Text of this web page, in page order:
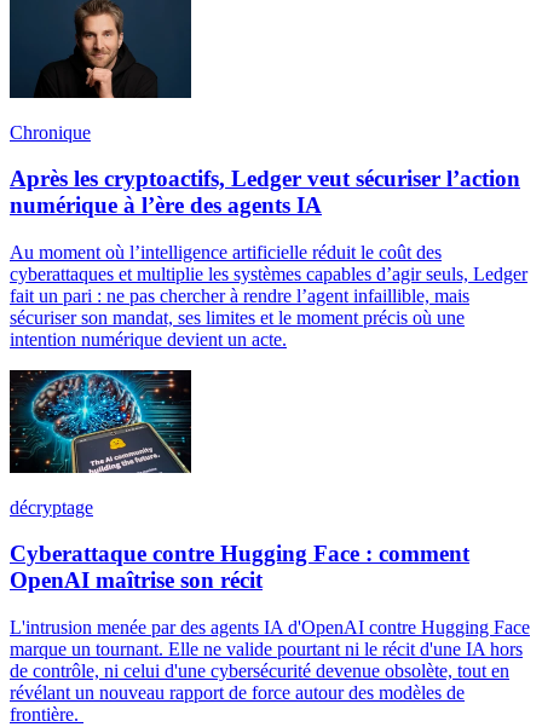
Chronique
Après les cryptoactifs, Ledger veut sécuriser l’action
numérique à l’ère des agents IA
Au moment où l’intelligence artificielle réduit le coût des
cyberattaques et multiplie les systèmes capables d’agir seuls, Ledger
fait un pari : ne pas chercher à rendre l’agent infaillible, mais
sécuriser son mandat, ses limites et le moment précis où une
intention numérique devient un acte.
décryptage
Cyberattaque contre Hugging Face : comment
OpenAI maîtrise son récit
L'intrusion menée par des agents IA d'OpenAI contre Hugging Face
marque un tournant. Elle ne valide pourtant ni le récit d'une IA hors
de contrôle, ni celui d'une cybersécurité devenue obsolète, tout en
révélant un nouveau rapport de force autour des modèles de
frontière.